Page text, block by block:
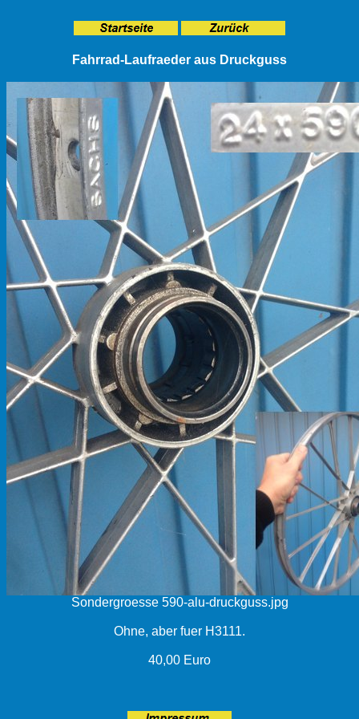
Fahrrad-Laufraeder aus Druckguss
Sondergroesse 590-alu-druckguss.jpg
Ohne, aber fuer H3111.
40,00 Euro